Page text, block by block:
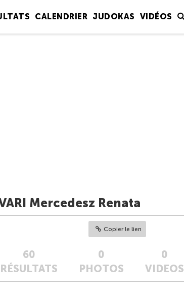
CALENDRIER JUDOKAS VIDÉOS
Mercedesz Renata
Copier le lien
60
RÉSULTATS
0
PHOTOS
0
VIDEOS